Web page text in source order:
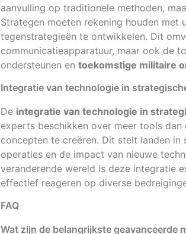
aanvulling op traditionele methoden,
Strategen moeten rekening houden
tegenstrategieën te ontwikkelen. Dit
communicatieapparatuur, maar ook de
ondersteunen en toekomstige militaire
Integratie van technologie in
De integratie van technologie in
experts beschikken over meer tools
concepten te creëren. Dit stelt landen
operaties en de impact van nieuwe
veranderende wereld is deze integratie
effectief reageren op diverse
FAQ
Wat zijn de belangrijkste geavanceerde